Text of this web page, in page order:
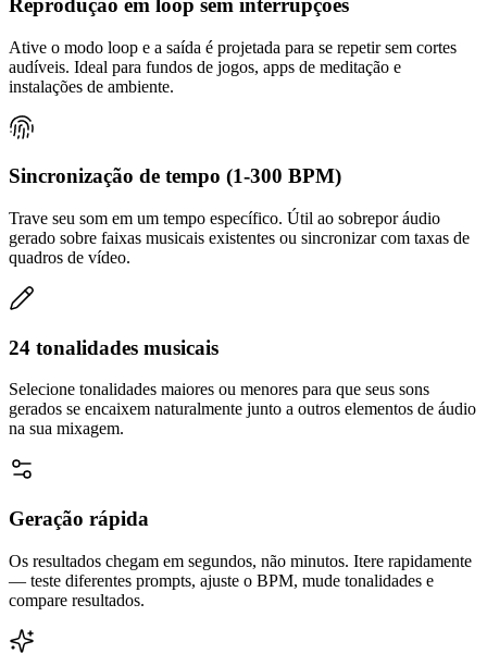
Reprodução em loop sem interrupções
Ative o modo loop e a saída é projetada para se repetir sem cortes
audíveis. Ideal para fundos de jogos, apps de meditação e
instalações de ambiente.
Sincronização de tempo (1-300 BPM)
Trave seu som em um tempo específico. Útil ao sobrepor áudio
gerado sobre faixas musicais existentes ou sincronizar com taxas de
quadros de vídeo.
24 tonalidades musicais
Selecione tonalidades maiores ou menores para que seus sons
gerados se encaixem naturalmente junto a outros elementos de áudio
na sua mixagem.
Geração rápida
Os resultados chegam em segundos, não minutos. Itere rapidamente
— teste diferentes prompts, ajuste o BPM, mude tonalidades e
compare resultados.